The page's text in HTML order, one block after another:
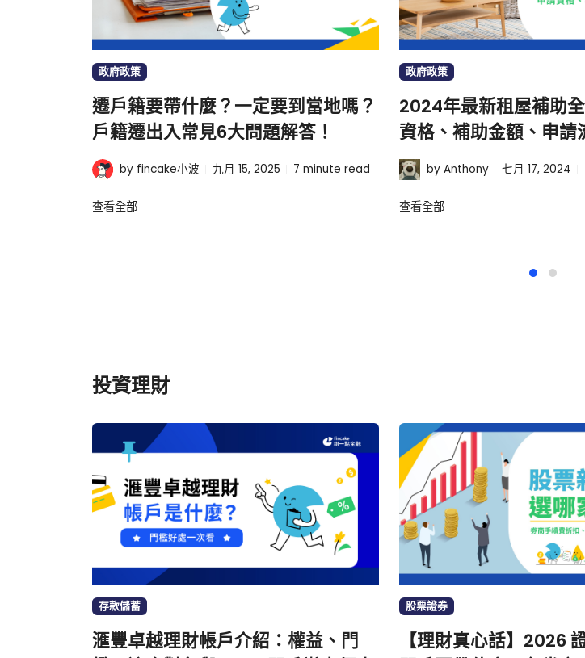
政府政策
遷戶籍要帶什麼？一定要到當地嗎？
戶籍遷出入常見6大問題解答！
by fincake小波 九月 15, 2025 7 minute read
查看全部
政府政策
2024年最新租屋補助
資格、補助金額、申請
by Anthony 七月 17, 2024
查看全部
投資理財
存款儲蓄
滙豐卓越理財帳戶介紹：權益、門
股票證券
【理財真心話】2026